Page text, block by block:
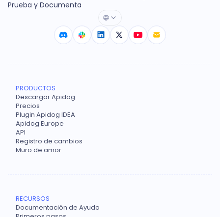
Prueba y Documenta
PRODUCTOS
Descargar Apidog
Precios
Plugin Apidog IDEA
Apidog Europe
API
Registro de cambios
Muro de amor
RECURSOS
Documentación de Ayuda